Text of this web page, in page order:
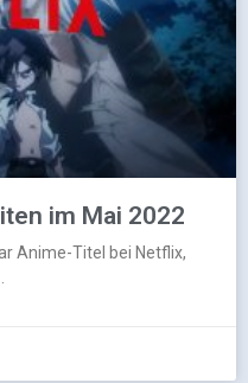
im Mai 2022
Anime-Titel bei Netflix,